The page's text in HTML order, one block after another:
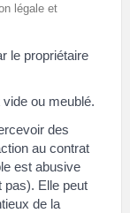
légale et
le propriétaire
ou meublé.
des
au contrat
est abusive
pas). Elle peut
de la